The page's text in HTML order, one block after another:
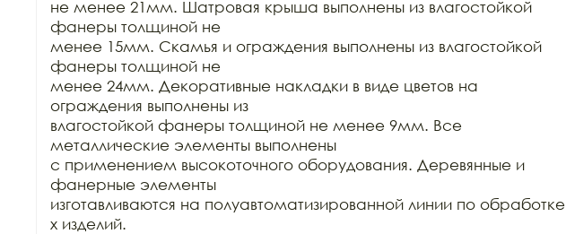
не менее 21мм. Шатровая крыша выполнены из влагостойкой
фанеры толщиной не
менее 15мм. Скамья и ограждения выполнены из влагостойкой
фанеры толщиной не
менее 24мм. Декоративные накладки в виде цветов на
ограждения выполнены из
влагостойкой фанеры толщиной не менее 9мм. Все
металлические элементы выполнены
с применением высокоточного оборудования. Деревянные и
фанерные элементы
изготавливаются на полуавтоматизированной линии по обработке
х изделий.